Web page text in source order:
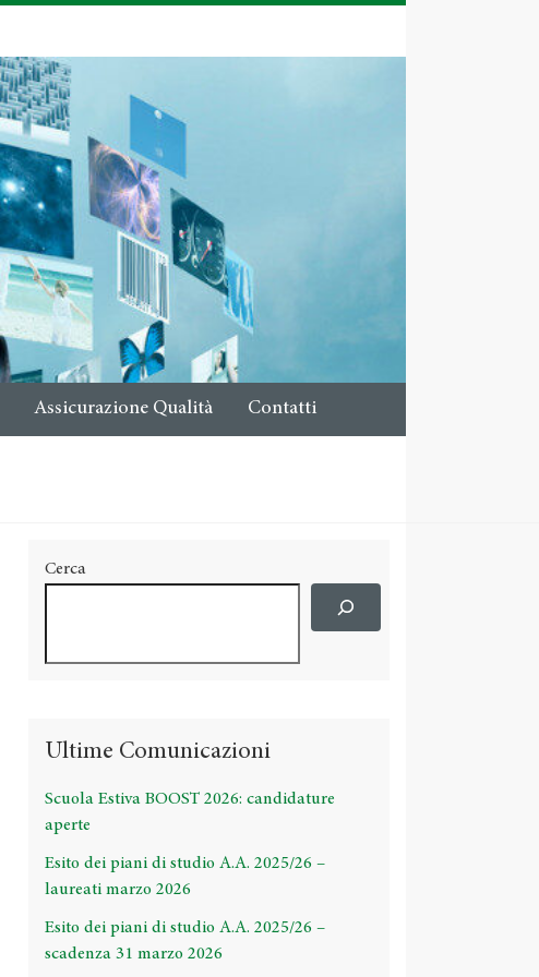
Assicurazione Qualità Contatti
Cerca
Ultime Comunicazioni
Scuola Estiva BOOST 2026: candidature
aperte
Esito dei piani di studio A.A. 2025/26 –
laureati marzo 2026
Esito dei piani di studio A.A. 2025/26 –
scadenza 31 marzo 2026